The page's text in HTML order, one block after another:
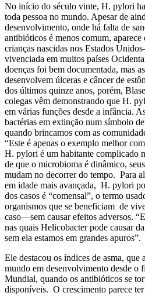
No início do século vinte, H. pylori
toda pessoa no mundo. Apesar de
desenvolvimento, onde há falta de
antibióticos é menos comum,
crianças nascidas nos Estados
vivenciada em muitos países
doenças foi bem documentada, mas
desenvolvem úlceras e câncer de
dos últimos quinze anos, porém,
colegas vêm demonstrando que H.
em várias funções desde a infância.
bactérias em extinção num símbolo
quando brincamos com as
“Este é apenas o exemplo melhor
H. pylori é um habitante complicado
de que o microbioma é dinâmico,
mudam no decorrer do tempo. Para
em idade mais avançada, H. pylori
dos casos é “comensal”, o termo
organismos que se beneficiam de
caso—sem causar efeitos adversos.
nas quais Helicobacter pode causar
sem ela estamos em grandes apuros”.
Ele destacou os índices de asma, que
mundo em desenvolvimento desde o
Mundial, quando os antibióticos se
disponíveis. O crescimento parece